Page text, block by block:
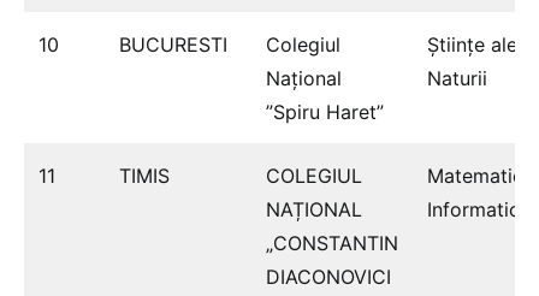
10 BUCURESTI
Colegiul
Național
”Spiru Haret”
Ştiinţe ale
Naturii
11 TIMIS
COLEGIUL
NAȚIONAL
„CONSTANTIN
DIACONOVICI
Informatică